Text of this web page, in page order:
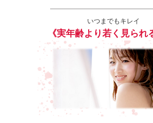
いつまでもキレイ
《実年齢より若く見られ